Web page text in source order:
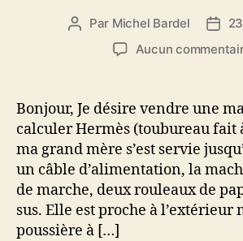
Auteur
Par Michel Bardel
Date
Aucun
Bonjour, Je désire vendre une
calculer Hermès (toubureau fait
ma grand mère s’est servie
un câble d’alimentation, la
de marche, deux rouleaux de
sus. Elle est proche à l’extérieur
poussière à […]